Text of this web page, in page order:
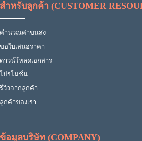
สำหรับลูกค้า (CUSTOMER
คำนวณค่าขนส่ง
ขอใบเสนอราคา
ดาวน์โหลดเอกสาร
โปรโมชั่น
รีวิวจากลูกค้า
ลูกค้าของเรา
ข้อมูลบริษัท (COMPANY)